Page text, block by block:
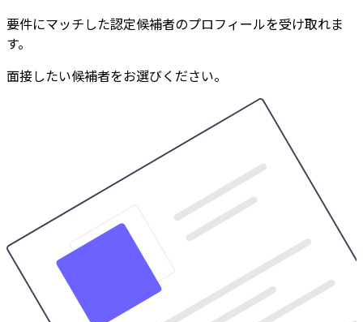
要件にマッチした認定候補者のプロフィールを受け取れま
す。
面接したい候補者をお選びください。